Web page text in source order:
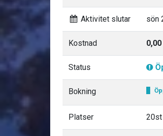
Aktivitet slutar sön
Kostnad
Status
Bokning
Platser 20st